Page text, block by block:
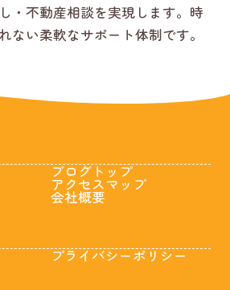
・不動産相談を実現します。時
ない柔軟なサポート体制です。
ブログトップ
アクセスマップ
会社概要
プライバシーポリシー